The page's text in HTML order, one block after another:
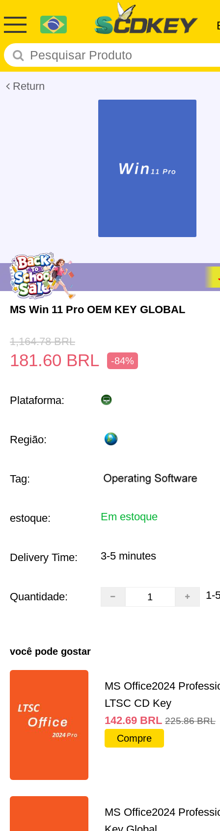
Return
MS Win 11 Pro OEM KEY GLOBAL
1,164.78 BRL
181.60 BRL -84%
Plataforma:
Região:
Tag:
estoque: Em estoque
Delivery Time: 3-5 minutes
Quantidade: 1-
você pode gostar
MS Office2024
LTSC CD Key
142.69 BRL 225.86 BRL
Compre
MS Office2024